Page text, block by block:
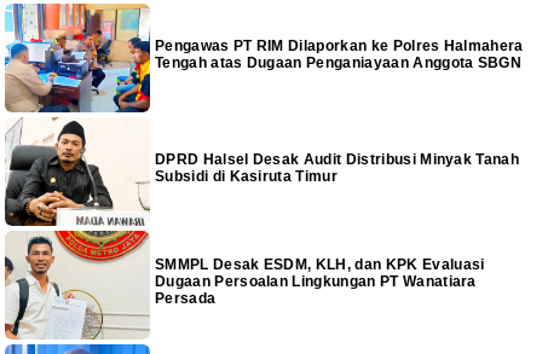
Pengawas PT RIM Dilaporkan ke Polres Halmahera
Tengah atas Dugaan Penganiayaan Anggota SBGN
DPRD Halsel Desak Audit Distribusi Minyak Tanah
Subsidi di Kasiruta Timur
SMMPL Desak ESDM, KLH, dan KPK Evaluasi
Dugaan Persoalan Lingkungan PT Wanatiara
Persada